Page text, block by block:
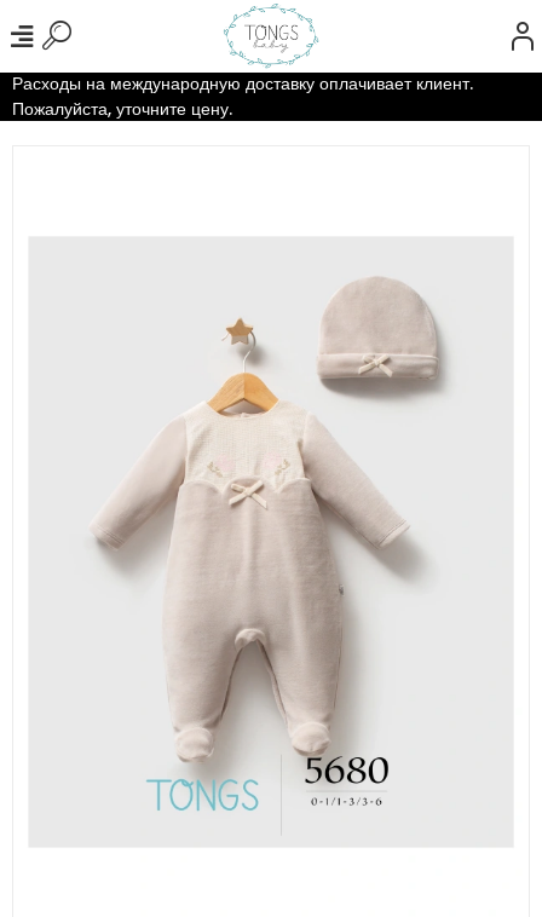
Расходы на международную доставку оплачивает клиент.
Пожалуйста, уточните цену.